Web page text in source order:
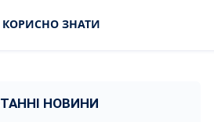
КОРИСНО ЗНАТИ
НОВИНИ